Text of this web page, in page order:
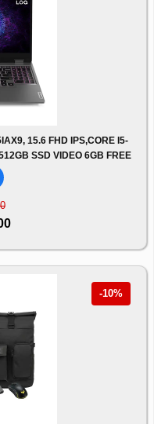
15.6 FHD IPS,CORE I5-
SSD VIDEO 6GB FREE
-10%